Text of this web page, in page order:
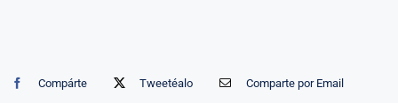
Compárte Tweetéalo Comparte por Email